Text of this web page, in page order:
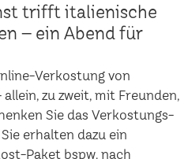
trifft italienische
– ein Abend für
Verkostung von
zu zweit, mit Freunden,
Sie das Verkostungs-
erhalten dazu ein
Paket bspw. nach